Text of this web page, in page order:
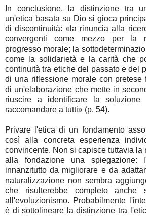
In conclusione, la distinzione tra
un'etica basata su Dio si gioca
di discontinuità: «la rinuncia alla
convergenti come mezzo per la
progresso morale; la
come la solidarietà e la carità che
continuità tra etiche del passato e del
di una riflessione morale con pretese
di un'elaborazione che mette in
riuscire a identificare la
raccomandare a tutti» (p. 54).
Privare l'etica di un fondamento
così alla concreta esperienza
convincente. Non si capisce tuttavia la
alla fondazione una spiegazione:
innanzitutto da migliorare e da
naturalizzazione non sembra
che risulterebbe completo anche
all'evoluzionismo. Probabilmente
è di sottolineare la distinzione tra